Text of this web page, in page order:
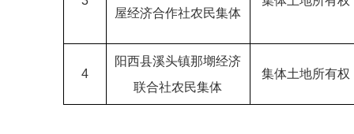
屋经济合作社农民集体
4
阳西县溪头镇那㙟经济
联合社农民集体
集体土地所有权